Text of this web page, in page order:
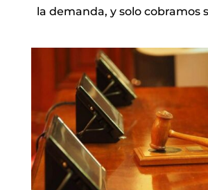
la demanda, y solo cobramos